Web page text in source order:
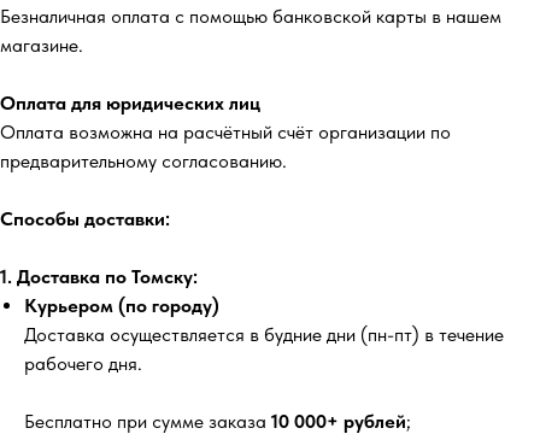
Безналичная оплата с помощью банковской карты в нашем
магазине.
Оплата для юридических лиц
Оплата возможна на расчётный счёт организации по
предварительному согласованию.
Способы доставки:
1. Доставка по Томску:
Курьером (по городу)
Доставка осуществляется в будние дни (пн-пт) в течение
рабочего дня.
Бесплатно при сумме заказа 10 000+ рублей;